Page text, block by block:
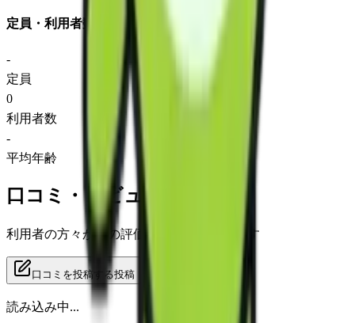
定員・利用者数
-
定員
0
利用者数
-
平均年齢
口コミ・レビュー
利用者の方々からの評価をご覧いただけます
口コミを投稿する投稿
読み込み中...